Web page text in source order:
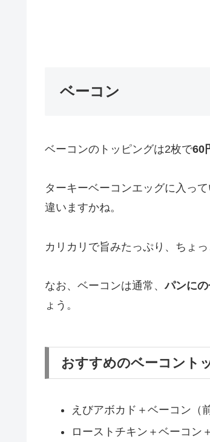
ベーコン
ベーコンのトッピングは2枚で60
ターキーベーコンエッグに入っ
違いますかね。
カリカリで旨みたっぷり、ちょ
なお、ベーコンは通常、パンに
ょう。
おすすめのベーコント
えびアボカド＋ベーコン（
ローストチキン＋ベーコン